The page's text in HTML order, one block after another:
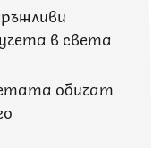
в света
обичат